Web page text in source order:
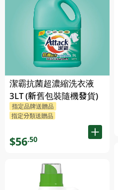
潔霸抗菌超濃縮洗衣液
3LT (新舊包裝隨機發貨)
指定品牌送贈品
指定分類送贈品
$56.50